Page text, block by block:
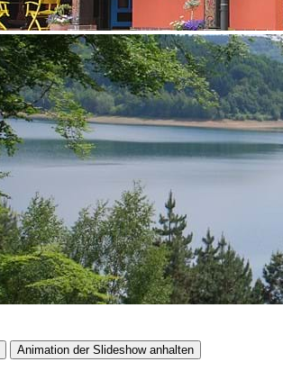
Animation der Slideshow anhalten